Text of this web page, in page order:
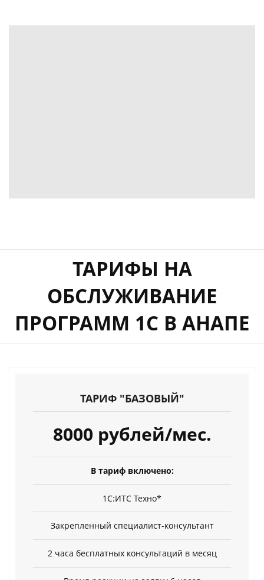
ТАРИФЫ НА
ОБСЛУЖИВАНИЕ
ПРОГРАММ 1С В АНАПЕ
ТАРИФ "БАЗОВЫЙ"
8000 рублей/мес.
В тариф включено:
1С:ИТС Техно*
Закрепленный специалист-консультант
2 часа бесплатных консультаций в месяц